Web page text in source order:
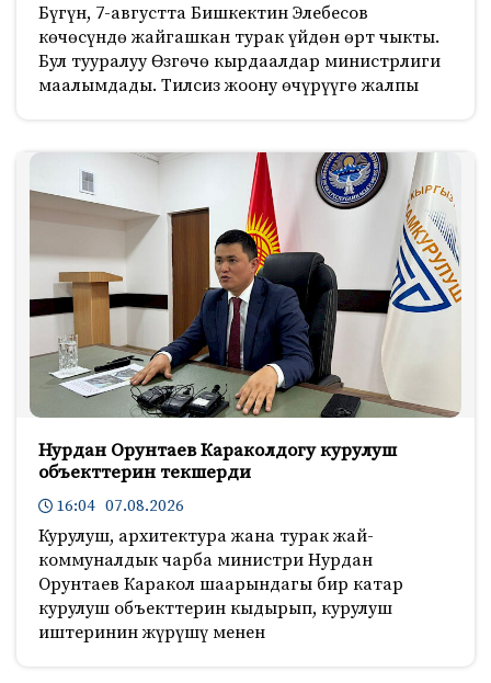
Бүгүн, 7-августта Бишкектин Элебесов
көчөсүндө жайгашкан турак үйдөн өрт чыкты.
Бул тууралуу Өзгөчө кырдаалдар министрлиги
маалымдады. Тилсиз жоону өчүрүүгө жалпы
Нурдан Орунтаев Караколдогу курулуш
объекттерин текшерди
16:04 07.08.2026
Курулуш, архитектура жана турак жай-
коммуналдык чарба министри Нурдан
Орунтаев Каракол шаарындагы бир катар
курулуш объекттерин кыдырып, курулуш
иштеринин жүрүшү менен